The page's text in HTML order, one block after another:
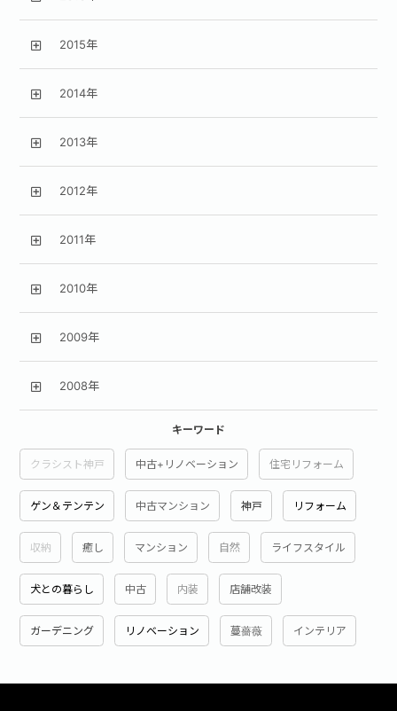
2015年
2014年
2013年
2012年
2011年
2010年
2009年
2008年
キーワード
クラシスト神戸 中古+リノベーション 住宅リフォーム
ゲン＆テンテン 中古マンション 神戸 リフォーム
収納 癒し マンション 自然 ライフスタイル
犬との暮らし 中古 内装 店舗改装
ガーデニング リノベーション 蔓薔薇 インテリア